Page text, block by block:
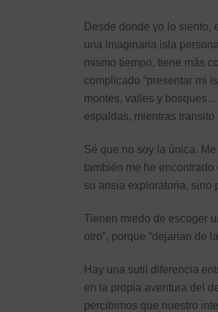
Desde donde yo lo siento,
una imaginaria isla
mismo tiempo, tiene más
complicado “presentar mi
montes, valles y
espaldas, mientras
Sé que no soy la única.
también me he
su ansia exploratoria, sino
Tienen miedo de escoger
otro”, porque “dejarían de
Hay una sutil diferencia
en la propia aventura del
percibimos que nuestro